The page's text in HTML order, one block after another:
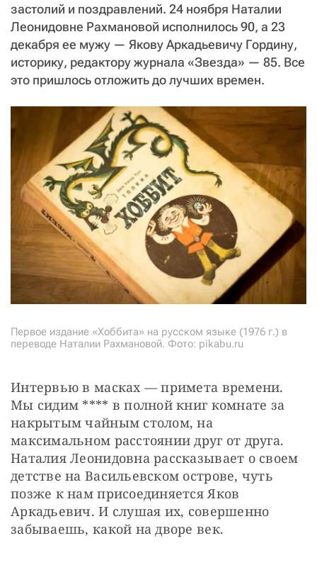
застолий и поздравлений. 24 ноября Наталии
Леонидовне Рахмановой исполнилось 90, а 23
декабря ее мужу — Якову Аркадьевичу Гордину,
историку, редактору журнала «Звезда» — 85. Все
это пришлось отложить до лучших времен.
Первое издание «Хоббита» на русском языке (1976 г.) в
переводе Наталии Рахмановой. Фото: pikabu.ru
Интервью в масках — примета времени.
Мы сидим **** в полной книг комнате за
накрытым чайным столом, на
максимальном расстоянии друг от друга.
Наталия Леонидовна рассказывает о своем
детстве на Васильевском острове, чуть
позже к нам присоединяется Яков
Аркадьевич. И слушая их, совершенно
забываешь, какой на дворе век.
Если у вас есть вопросы, пишите donate@novayagazeta.ruили
звоните:
+7 (929) 612-03-68